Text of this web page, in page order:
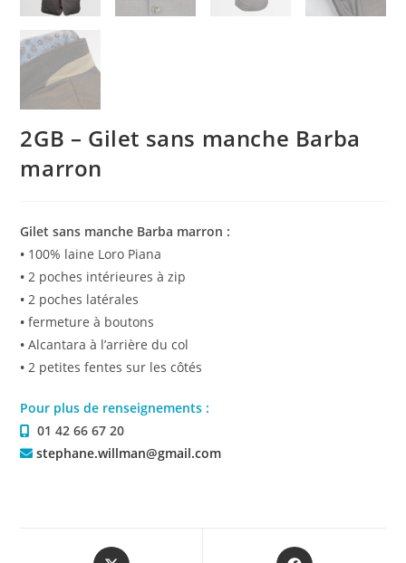
2GB – Gilet sans manche Barba
marron
Gilet sans manche Barba marron :
• 100% laine Loro Piana
• 2 poches intérieures à zip
• 2 poches latérales
• fermeture à boutons
• Alcantara à l’arrière du col
• 2 petites fentes sur les côtés
Pour plus de renseignements :
01 42 66 67 20
stephane.willman@gmail.com